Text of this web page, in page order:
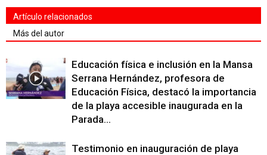
Artículo relacionados
Más del autor
Educación física e inclusión en la Mansa
Serrana Hernández, profesora de
Educación Física, destacó la importancia
de la playa accesible inaugurada en la
Parada...
Testimonio en inauguración de playa